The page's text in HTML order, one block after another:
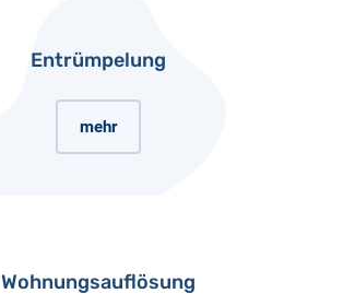
Entrümpelung
mehr
Wohnungsauflösung